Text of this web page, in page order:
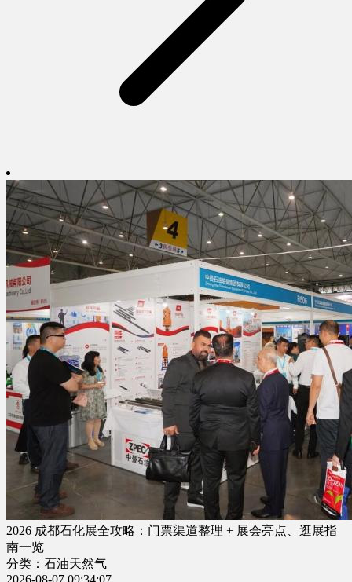
2026 成都石化展全攻略：门票渠道整理 + 展会亮点、逛展指
南一览
分类：石油天然气